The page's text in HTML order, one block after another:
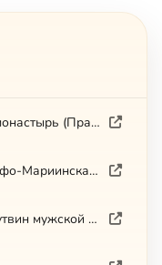
Авраамиево-Городецкий монастырь (Православные памятники земли Костромской)
Белый ангел Москвы. Марфо-Мариинская обитель
Богоявленский Старо-Голутвин мужской монастырь (Коломна)